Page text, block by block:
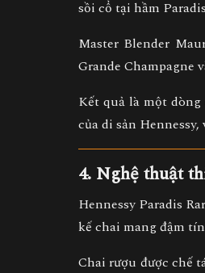
sồi cổ tại hầm
Master Blender
Grande Champagne
Kết quả là một dòng
của di sản
4. Nghệ thuật
Hennessy Paradis
kế chai mang đậm
Chai rượu được chế